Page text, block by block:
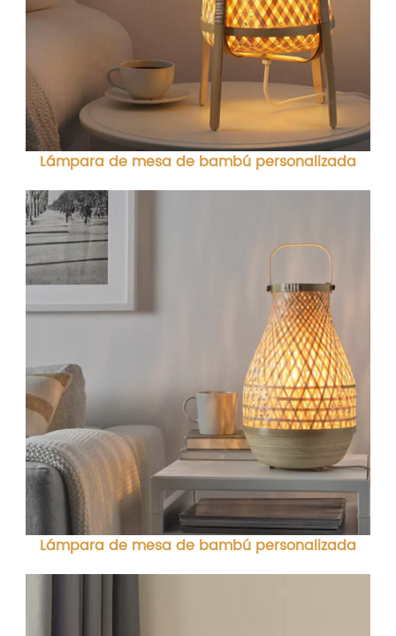
Lámpara de mesa de bambú personalizada
Lámpara de mesa de bambú personalizada